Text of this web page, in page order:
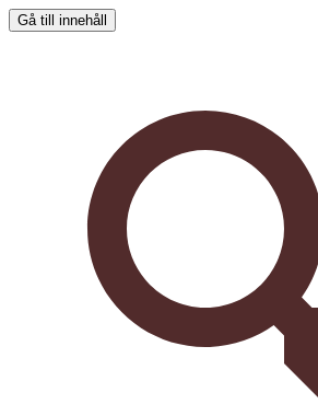
Gå till innehåll